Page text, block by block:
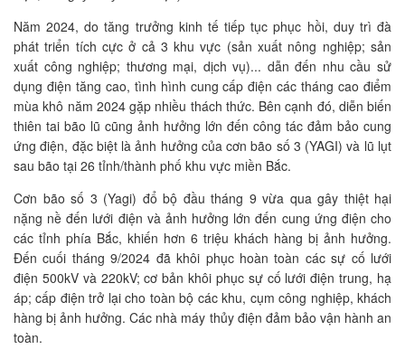
Năm 2024, do tăng trưởng kinh tế tiếp tục phục hồi, duy trì đà
phát triển tích cực ở cả 3 khu vực (sản xuất nông nghiệp; sản
xuất công nghiệp; thương mại, dịch vụ)... dẫn đến nhu cầu sử
dụng điện tăng cao, tình hình cung cấp điện các tháng cao điểm
mùa khô năm 2024 gặp nhiều thách thức. Bên cạnh đó, diễn biến
thiên tai bão lũ cũng ảnh hưởng lớn đến công tác đảm bảo cung
ứng điện, đặc biệt là ảnh hưởng của cơn bão số 3 (YAGI) và lũ lụt
sau bão tại 26 tỉnh/thành phố khu vực miền Bắc.
Cơn bão số 3 (Yagi) đổ bộ đầu tháng 9 vừa qua gây thiệt hại
nặng nề đến lưới điện và ảnh hưởng lớn đến cung ứng điện cho
các tỉnh phía Bắc, khiến hơn 6 triệu khách hàng bị ảnh hưởng.
Đến cuối tháng 9/2024 đã khôi phục hoàn toàn các sự cố lưới
điện 500kV và 220kV; cơ bản khôi phục sự cố lưới điện trung, hạ
áp; cấp điện trở lại cho toàn bộ các khu, cụm công nghiệp, khách
hàng bị ảnh hưởng. Các nhà máy thủy điện đảm bảo vận hành an
toàn.